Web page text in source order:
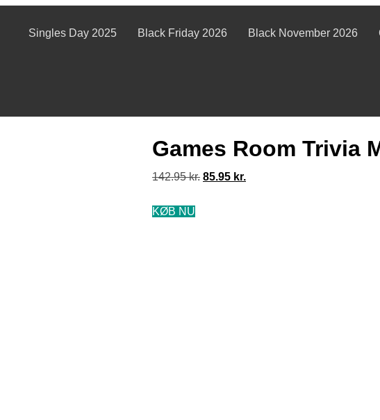
Singles Day 2025 Black Friday 2026 Black November 2026
Games Room Trivia
142.95kr. 85.95 kr.
KØB NU